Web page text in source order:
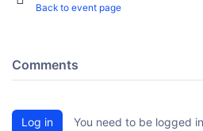
Back to event page
Comments
Log in You need to be logged